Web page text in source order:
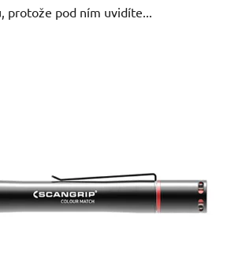
protože pod ním uvidíte...